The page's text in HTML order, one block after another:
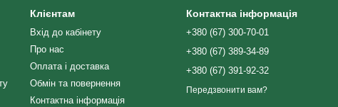
Клієнтам
Вхід до кабінету
Про нас
Оплата і доставка
Обмін та повернення
Контактна інформація
Контактна інформація
+380 (67) 300-70-01
+380 (67) 389-34-89
+380 (67) 391-92-32
Передзвонити вам?